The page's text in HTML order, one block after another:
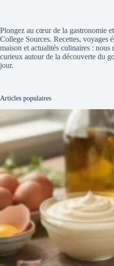
Plongez au cœur de la gastronomie
College Sources. Recettes, voyages
maison et actualités culinaires : nous
curieux autour de la découverte du
jour.
Articles populaires